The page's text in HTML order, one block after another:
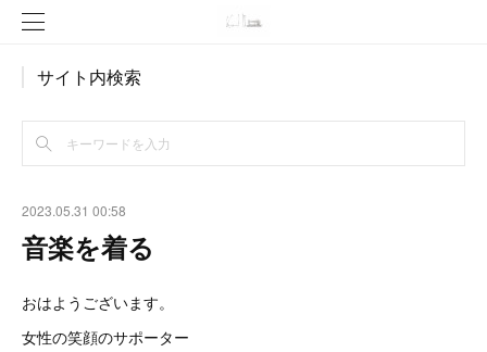
サイト内検索
2023.05.31 00:58
音楽を着る
おはようございます。
女性の笑顔のサポーター